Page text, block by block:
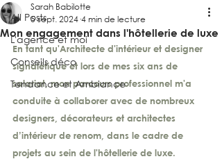
All Posts
L'agence et moi
Conseils déco
Tendance et Ambiance
Mon engagement dans l'hôtellerie de luxe
Sarah Babilotte
5 sept. 2024 4 min de lecture
En tant qu'Architecte d'intérieur et designer
signalétique et lors de mes six ans de
salariat, mon parcours professionnel m'a
conduite à collaborer avec de nombreux
designers, décorateurs et architectes
d’intérieur de renom, dans le cadre de
projets au sein de l'hôtellerie de luxe.